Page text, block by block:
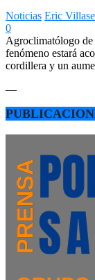
Noticias Eric
0
Agroclimatólogo
fenómeno estará
cordillera y un
—